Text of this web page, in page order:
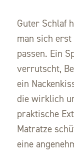
Guter Schlaf
man sich erst
passen. Ein
verrutscht,
ein
die wirklich
praktische
Matratze
eine